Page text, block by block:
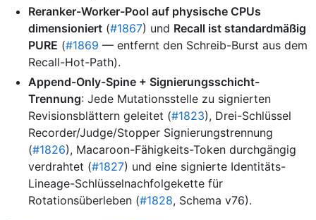
Reranker-Worker-Pool auf physische CPUs
dimensioniert (#1867) und Recall ist standardmäßig
PURE (#1869 — entfernt den Schreib-Burst aus dem
Recall-Hot-Path).
Append-Only-Spine + Signierungsschicht-
Trennung: Jede Mutationsstelle zu signierten
Revisionsblättern geleitet (#1823), Drei-Schlüssel
Recorder/Judge/Stopper Signierungstrennung
(#1826), Macaroon-Fähigkeits-Token durchgängig
verdrahtet (#1827) und eine signierte Identitäts-
Lineage-Schlüsselnachfolgekette für
Rotationsüberleben (#1828, Schema v76).